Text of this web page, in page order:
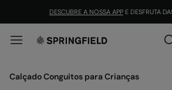
DESCUBRE A NOSSA APP E DESFRUTA
Calçado Conguitos para Crianças